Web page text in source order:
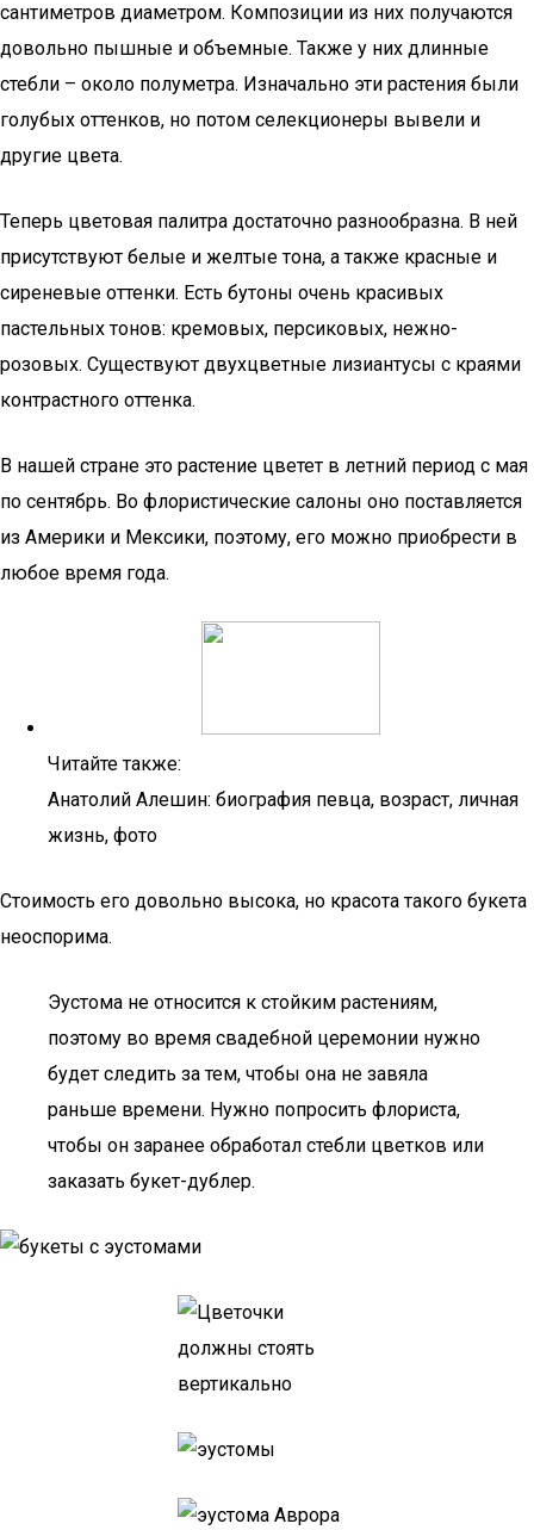
сантиметров диаметром. Композиции из них получаются
довольно пышные и объемные. Также у них длинные
стебли – около полуметра. Изначально эти растения были
голубых оттенков, но потом селекционеры вывели и
другие цвета.
Теперь цветовая палитра достаточно разнообразна. В ней
присутствуют белые и желтые тона, а также красные и
сиреневые оттенки. Есть бутоны очень красивых
пастельных тонов: кремовых, персиковых, нежно-
розовых. Существуют двухцветные лизиантусы с краями
контрастного оттенка.
В нашей стране это растение цветет в летний период с мая
по сентябрь. Во флористические салоны оно поставляется
из Америки и Мексики, поэтому, его можно приобрести в
любое время года.
Читайте также:
Анатолий Алешин: биография певца, возраст, личная
жизнь, фото
Стоимость его довольно высока, но красота такого букета
неоспорима.
Эустома не относится к стойким растениям,
поэтому во время свадебной церемонии нужно
будет следить за тем, чтобы она не завяла
раньше времени. Нужно попросить флориста,
чтобы он заранее обработал стебли цветков или
заказать букет-дублер.